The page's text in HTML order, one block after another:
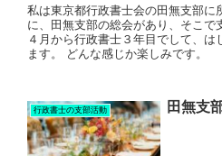
私は東京都行政書士会の田無支部に
に、田無支部の総会があり、そこで
４月から行政書士３年目でして、は
ます。 どんな感じか楽しみです。
行政書士の支部活動 田無支